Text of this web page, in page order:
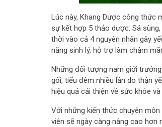
Lúc này, Khang Dược công thức
sự kết hợp 5 thảo dược: Sá
thời vào cả 4 nguyên nhân gây
năng sinh lý, hỗ trợ làm chậm
Những đối tượng nam giới
gối, tiểu đêm nhiều lần do thận
hiệu quả cải thiện về sức khỏe và
Với những kiến thức chuyên
viên sẽ ngày càng nâng cao hơn